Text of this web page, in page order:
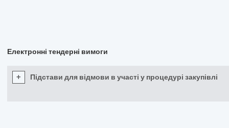
Електронні тендерні вимоги
+ Підстави для відмови в участі у процедурі закупівлі